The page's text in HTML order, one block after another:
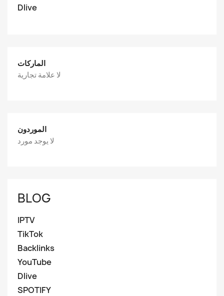
Dlive
الماركات
لا علامة تجارية
الموردون
لا يوجد مورد
BLOG
IPTV
TikTok
Backlinks
YouTube
Dlive
SPOTIFY